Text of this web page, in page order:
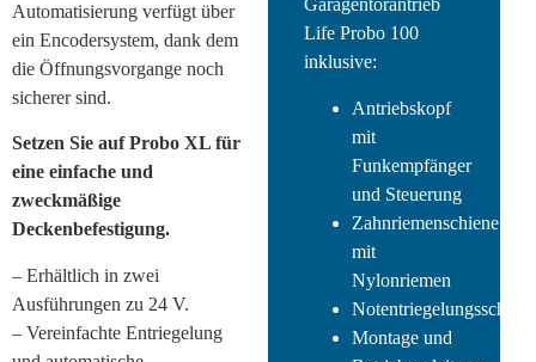
Automatisierung verfügt über
ein Encodersystem, dank dem
die Öffnungsvorgange noch
sicherer sind.
Setzen Sie auf Probo XL für
eine einfache und
zweckmäßige
Deckenbefestigung.
– Erhältlich in zwei
Ausführungen zu 24 V.
– Vereinfachte Entriegelung
Garagentorantrieb
Life Probo 100
inklusive:
Antriebskopf
mit
Funkempfänger
und Steuerung
Zahnriemenschiene
mit
Nylonriemen
Montage und